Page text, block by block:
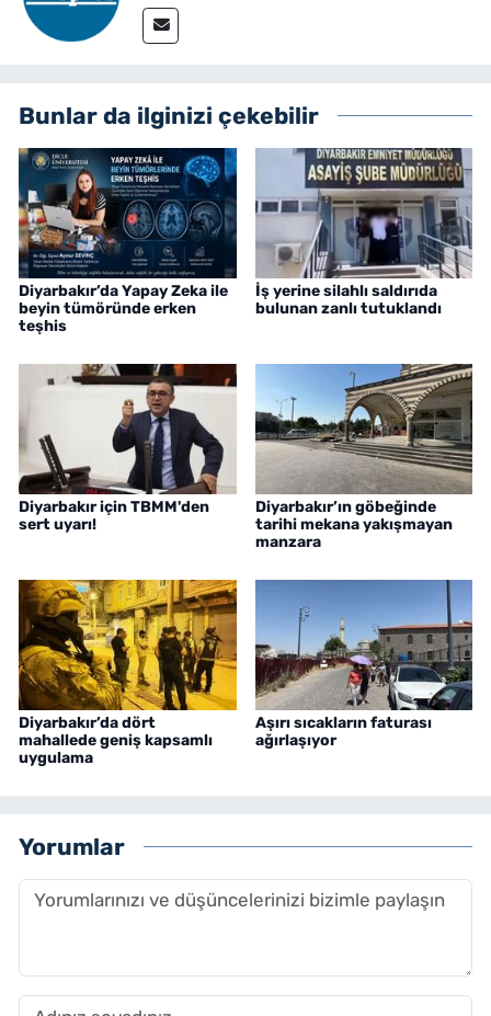
Bunlar da ilginizi çekebilir
Diyarbakır’da Yapay Zeka ile
beyin tümöründe erken
teşhis
İş yerine silahlı saldırıda
bulunan zanlı tutuklandı
Diyarbakır için TBMM'den
sert uyarı!
Diyarbakır’ın göbeğinde
tarihi mekana yakışmayan
manzara
Diyarbakır’da dört
mahallede geniş kapsamlı
uygulama
Aşırı sıcakların faturası
ağırlaşıyor
Yorumlar